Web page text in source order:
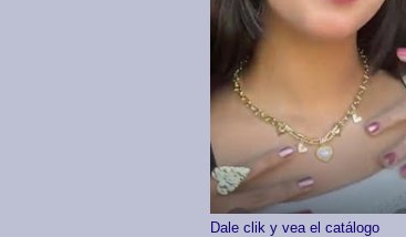
Dale clik y vea el catálogo